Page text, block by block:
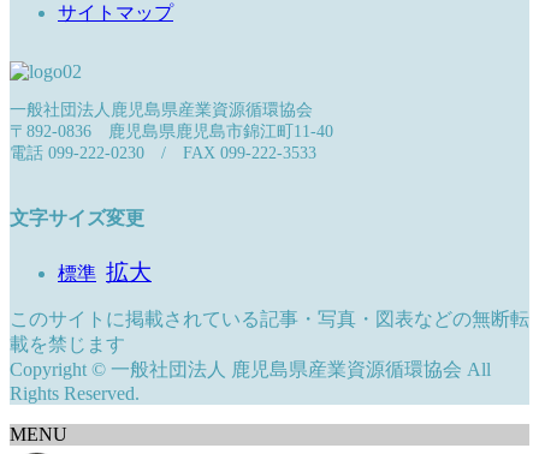
サイトマップ
一般社団法人鹿児島県産業資源循環協会
〒892-0836 鹿児島県鹿児島市錦江町11-40
電話 099-222-0230 / FAX 099-222-3533
文字サイズ変更
標準 拡大
このサイトに掲載されている記事・写真・図表などの無断転
載を禁じます
Copyright © 一般社団法人 鹿児島県産業資源循環協会 All
Rights Reserved.
MENU